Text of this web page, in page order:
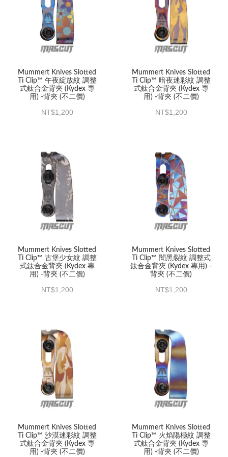
Mummert Knives Slotted
Ti Clip™ 午夜綻放紋 調整
式鈦合金背夾 (Kydex 專
用) -背夾 (不二價)
1,200
Mummert Knives Slotted
Ti Clip™ 暗夜迷彩紋 調整
式鈦合金背夾 (Kydex 專
用) -背夾 (不二價)
1,200
Mummert Knives Slotted
Ti Clip™ 古堡少女紋 調整
式鈦合金背夾 (Kydex 專
用) -背夾 (不二價)
1,200
Mummert Knives Slotted
Ti Clip™ 闇黑裂紋 調整式
鈦合金背夾 (Kydex 專用) -
背夾 (不二價)
1,200
Mummert Knives Slotted
Ti Clip™ 沙漠迷彩紋 調整
式鈦合金背夾 (Kydex 專
用) -背夾 (不二價)
Mummert Knives Slotted
Ti Clip™ 火焰陽極紋 調整
式鈦合金背夾 (Kydex 專
用) -背夾 (不二價)